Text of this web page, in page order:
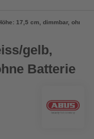
17,5 cm, dimmbar, ohne
gelb,
Batterie